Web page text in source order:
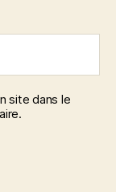
site dans le